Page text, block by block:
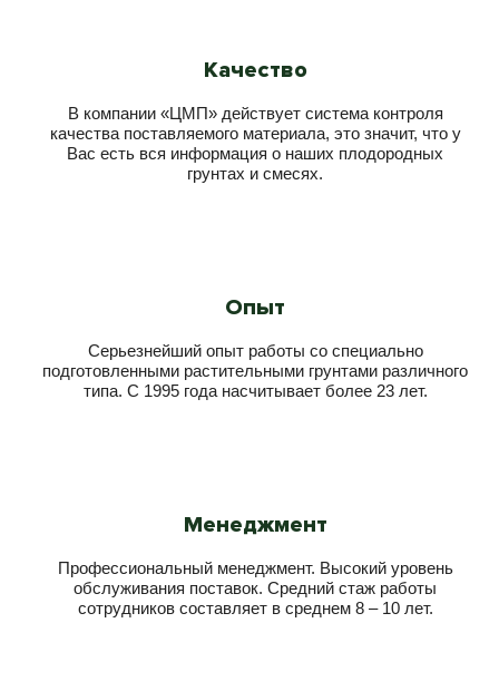
Качество
В компании «ЦМП» действует система контроля
качества поставляемого материала, это значит, что у
Вас есть вся информация о наших плодородных
грунтах и смесях.
Опыт
Серьезнейший опыт работы со специально
подготовленными растительными грунтами различного
типа. С 1995 года насчитывает более 23 лет.
Менеджмент
Профессиональный менеджмент. Высокий уровень
обслуживания поставок. Средний стаж работы
сотрудников составляет в среднем 8 – 10 лет.